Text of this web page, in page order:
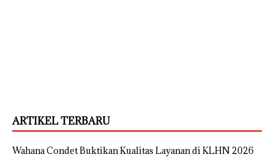
ARTIKEL TERBARU
Wahana Condet Buktikan Kualitas Layanan di KLHN 2026